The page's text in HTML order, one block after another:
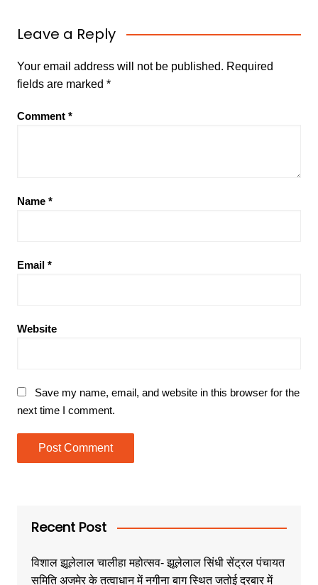
Leave a Reply
Your email address will not be published. Required
fields are marked *
Comment *
Name *
Email *
Website
Save my name, email, and website in this browser for the
next time I comment.
Recent Post
विशाल झूलेलाल चालीहा महोत्सव- झूलेलाल सिंधी सेंट्रल पंचायत
समिति अजमेर के तत्वाधान में नगीना बाग स्थित जतोई दरबार में